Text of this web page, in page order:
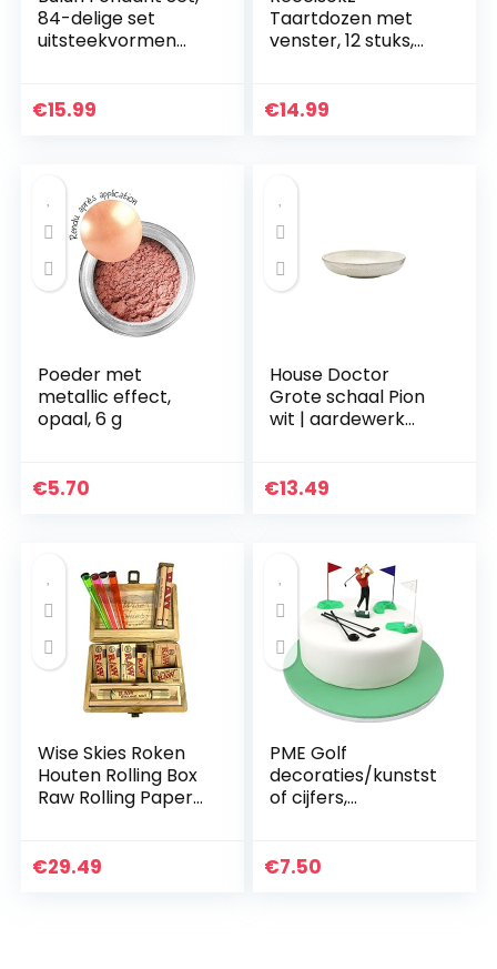
84-delige set
uitsteekvormen
bakaccessoires,
€15.99
Taartdozen met
venster, 12 stuks,
gebak,
€14.99
Poeder met
metallic effect,
opaal, 6 g
€5.70
House Doctor
Grote schaal Pion
wit | aardewerk
soepbord | Deens
€13.49
Wise Skies Roken
Houten Rolling Box
Raw Rolling Papers
€29.49
PME Golf
decoraties/kunstst
of cijfers,
x 12,1 x 3,6 cm
€7.50